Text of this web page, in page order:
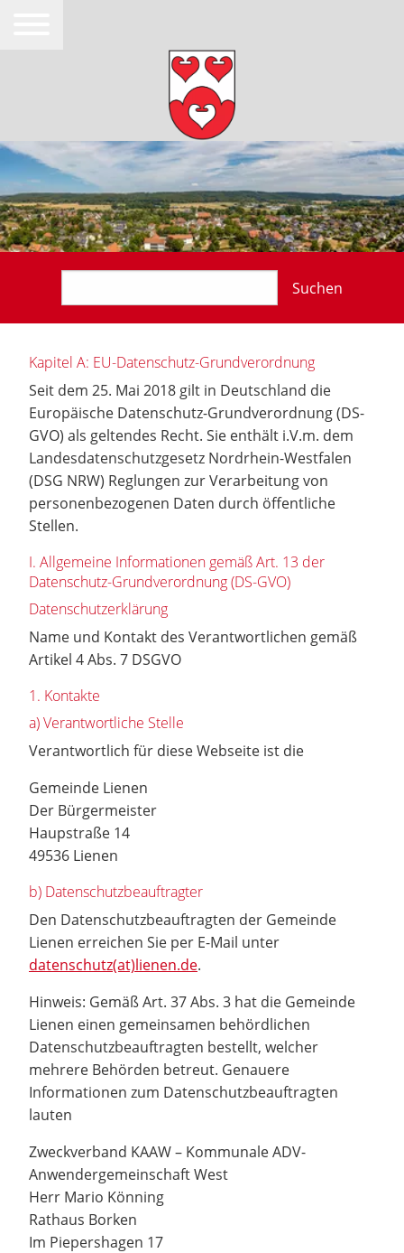
Suchen
Kapitel A: EU-Datenschutz-Grundverordnung
Seit dem 25. Mai 2018 gilt in Deutschland die
Europäische Datenschutz-Grundverordnung (DS-
GVO) als geltendes Recht. Sie enthält i.V.m. dem
Landesdatenschutzgesetz Nordrhein-Westfalen
(DSG NRW) Reglungen zur Verarbeitung von
personenbezogenen Daten durch öffentliche
Stellen.
I. Allgemeine Informationen gemäß Art. 13 der
Datenschutz-Grundverordnung (DS-GVO)
Datenschutzerklärung
Name und Kontakt des Verantwortlichen gemäß
Artikel 4 Abs. 7 DSGVO
1. Kontakte
a) Verantwortliche Stelle
Verantwortlich für diese Webseite ist die
Gemeinde Lienen
Der Bürgermeister
Haupstraße 14
49536 Lienen
b) Datenschutzbeauftragter
Den Datenschutzbeauftragten der Gemeinde
Lienen erreichen Sie per E-Mail unter
datenschutz(at)lienen.de.
Hinweis: Gemäß Art. 37 Abs. 3 hat die Gemeinde
Lienen einen gemeinsamen behördlichen
Datenschutzbeauftragten bestellt, welcher
mehrere Behörden betreut. Genauere
Informationen zum Datenschutzbeauftragten
lauten
Zweckverband KAAW – Kommunale ADV-
Anwendergemeinschaft West
Herr Mario Könning
Rathaus Borken
Im Piepershagen 17